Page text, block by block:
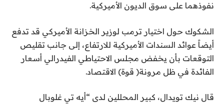
نفوذهما على سوق الديون الأميركية.
الشكوك حول اختيار ترمب لوزير الخزانة الأميركي قد تدفع
أيضاً عوائد السندات الأميركية للارتفاع، إلى جانب تقليص
التوقعات بأن يخفض مجلس الاحتياطي الفيدرالي أسعار
الفائدة في ظل مرونة( قوة) الاقتصاد.
قال نيك تويدال، كبير المحللين لدى “أيه تي غلوبال